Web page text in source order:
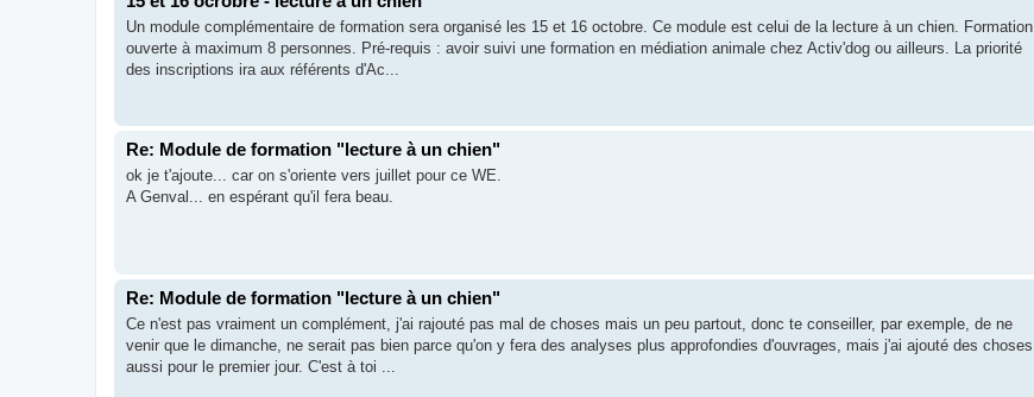
Un module complémentaire de formation sera organisé les 15 et 16 octobre. Ce module est celui de la lecture à un chien. Formation
ouverte à maximum 8 personnes. Pré-requis : avoir suivi une formation en médiation animale chez Activ'dog ou ailleurs. La priorité
des inscriptions ira aux référents d'Ac...
Re: Module de formation "lecture à un chien"
ok je t'ajoute... car on s'oriente vers juillet pour ce WE.
A Genval... en espérant qu'il fera beau.
Re: Module de formation "lecture à un chien"
Ce n'est pas vraiment un complément, j'ai rajouté pas mal de choses mais un peu partout, donc te conseiller, par exemple, de ne
venir que le dimanche, ne serait pas bien parce qu'on y fera des analyses plus approfondies d'ouvrages, mais j'ai ajouté des choses
aussi pour le premier jour. C'est à toi ...